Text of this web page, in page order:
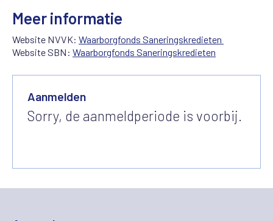
Meer informatie
Website NVVK: Waarborgfonds Saneringskredieten
Website SBN: Waarborgfonds Saneringskredieten
Aanmelden
Sorry, de aanmeldperiode is voorbij.